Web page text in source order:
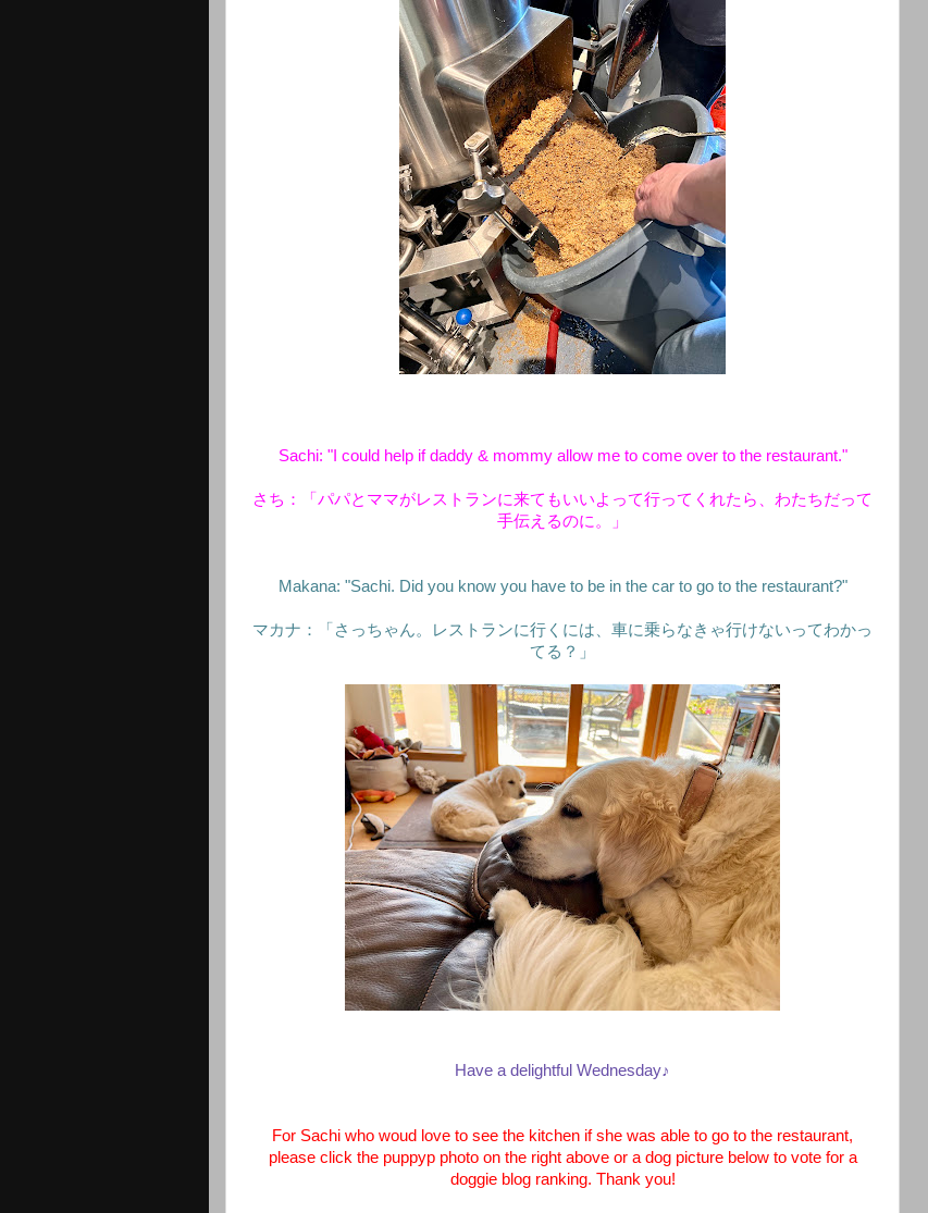
Sachi: "I could help if daddy & mommy allow me to come over to the restaurant."
さち：「パパとママがレストランに来てもいいよって行ってくれたら、わたちだって
手伝えるのに。」
Makana: "Sachi. Did you know you have to be in the car to go to the restaurant?"
マカナ：「さっちゃん。レストランに行くには、車に乗らなきゃ行けないってわかっ
てる？」
Have a delightful Wednesday♪
For Sachi who woud love to see the kitchen if she was able to go to the restaurant,
please click the puppyp photo on the right above or a dog picture below to vote for a
doggie blog ranking. Thank you!